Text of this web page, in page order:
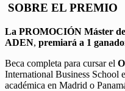
SOBRE EL PREMIO
La PROMOCIÓN Máster
ADEN, premiará a 1
Beca completa para cursar el
International Business School
académica en Madrid o